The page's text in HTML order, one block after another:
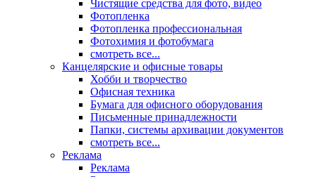
Чистящие средства для фото, видео
Фотопленка
Фотопленка профессиональная
Фотохимия и фотобумага
смотреть все...
Канцелярские и офисные товары
Хобби и творчество
Офисная техника
Бумага для офисного оборудования
Письменные принадлежности
Папки, системы архивации документов
смотреть все...
Реклама
Реклама